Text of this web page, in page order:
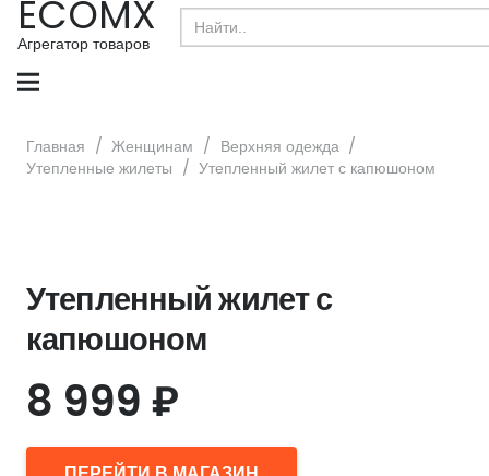
ECOMX
Агрегатор товаров
Search
for:
Главная / Женщинам / Верхняя одежда /
Утепленные жилеты / Утепленный жилет с капюшоном
Утепленный жилет с
капюшоном
8 999 ₽